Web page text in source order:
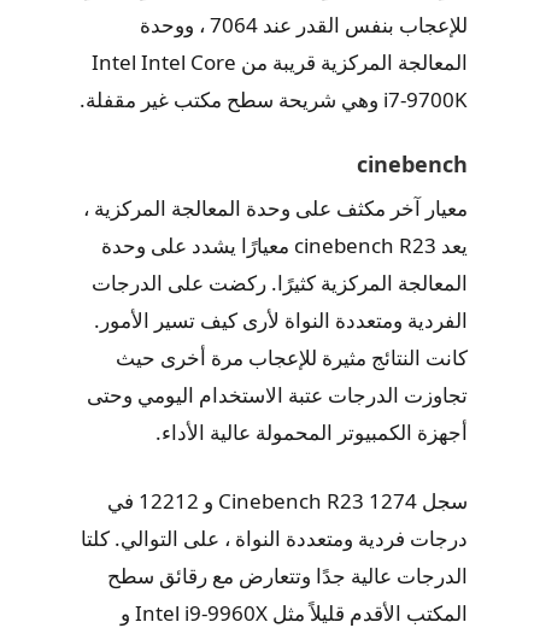
للإعجاب بنفس القدر عند 7064 ، ووحدة
المعالجة المركزية قريبة من Intel Intel Core
i7-9700K وهي شريحة سطح مكتب غير مقفلة.
cinebench
معيار آخر مكثف على وحدة المعالجة المركزية ،
يعد cinebench R23 معيارًا يشدد على وحدة
المعالجة المركزية كثيرًا. ركضت على الدرجات
الفردية ومتعددة النواة لأرى كيف تسير الأمور.
كانت النتائج مثيرة للإعجاب مرة أخرى حيث
تجاوزت الدرجات عتبة الاستخدام اليومي وحتى
أجهزة الكمبيوتر المحمولة عالية الأداء.
سجل Cinebench R23 1274 و 12212 في
درجات فردية ومتعددة النواة ، على التوالي. كلتا
الدرجات عالية جدًا وتتعارض مع رقائق سطح
المكتب الأقدم قليلاً مثل Intel i9-9960X و